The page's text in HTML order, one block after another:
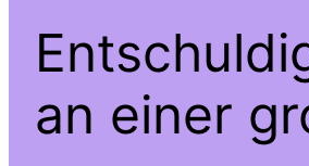
an einer